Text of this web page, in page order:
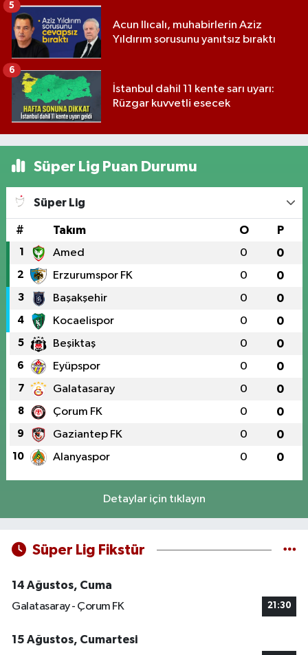
Acun Ilıcalı, muhabirlerin Aziz
Yıldırım sorusunu yanıtsız bıraktı
5
İstanbul dahil 11 kente sarı uyarı:
Rüzgar kuvvetli esecek
6
Süper Lig Puan Durumu
Süper Lig
# Takım O P
1 Amed 0 0
2 Erzurumspor FK 0 0
3 Başakşehir 0 0
4 Kocaelispor 0 0
5 Beşiktaş 0 0
6 Eyüpspor 0 0
7 Galatasaray 0 0
8 Çorum FK 0 0
9 Gaziantep FK 0 0
10 Alanyaspor 0 0
Detaylar için tıklayın
Süper Lig Fikstür
14 Ağustos, Cuma
Galatasaray - Çorum FK
21:30
15 Ağustos, Cumartesi